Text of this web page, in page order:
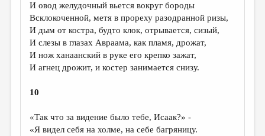
И овод желудочный вьется вокруг бороды
Всклокоченной, метя в прореху разодранной ризы,
И дым от костра, будто клок, отрывается, сизый,
И слезы в глазах Авраама, как пламя, дрожат,
И нож ханаанский в руке его крепко зажат,
И агнец дрожит, и костер занимается снизу.
10
«Так что за видение было тебе, Исаак?» -
«Я видел себя на холме, на себе багряницу.